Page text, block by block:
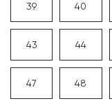
39 40
43 44
47 48